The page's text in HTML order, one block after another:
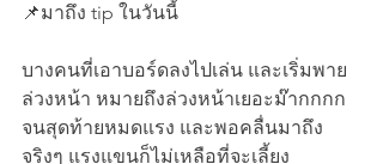
📌มาถึง tip ในวันนี้
บางคนที่เอาบอร์ดลงไปเล่น และเริ่มพาย
ล่วงหน้า หมายถึงล่วงหน้าเยอะม๊ากกกก
จนสุดท้ายหมดแรง และพอคลื่นมาถึง
จริงๆ แรงแขนก็ไม่เหลือที่จะเลี้ยง